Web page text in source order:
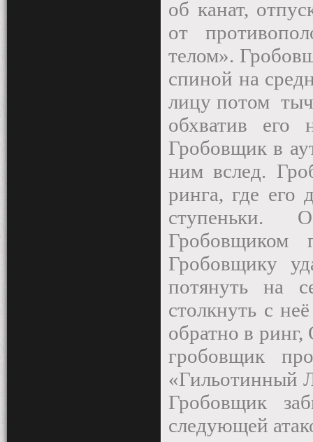
об канат,
от
телом».
спиной на
лицу потом
обхватив его
Гробовщик в
ним вслед.
ринга, где его
ступеньки.
Гробовщиком
Гробовщику
потянуть на
столкнуть с
обратно в
гробовщик
«Гильотинный
Гробовщик
следующей